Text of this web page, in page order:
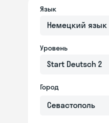
Язык
Немецкий язык
Уровень
Start Deutsch 2
Город